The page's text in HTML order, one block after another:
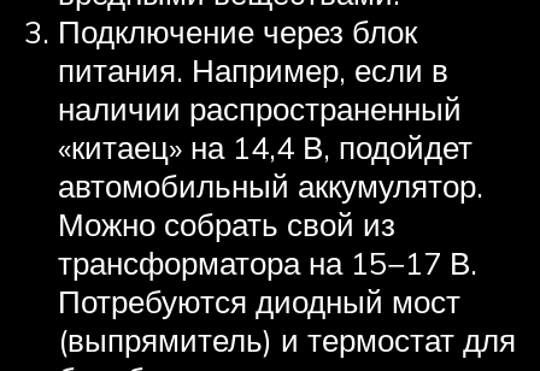
Подключение через блок
питания. Например, если в
наличии распространенный
«китаец» на 14,4 В, подойдет
автомобильный аккумулятор.
Можно собрать свой из
трансформатора на 15−17 В.
Потребуются диодный мост
(выпрямитель) и термостат для